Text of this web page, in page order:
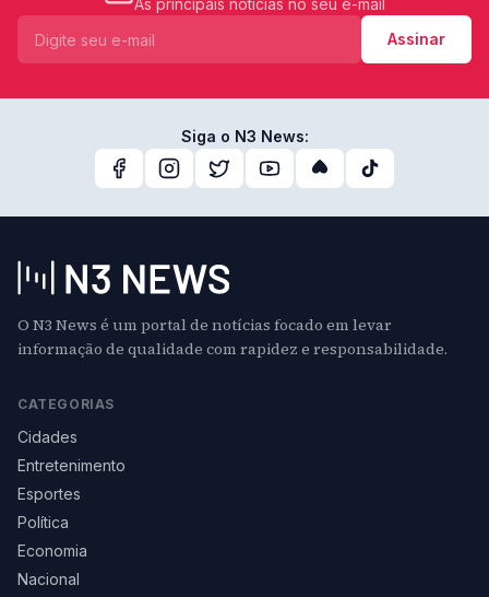
As principais notícias no seu e-mail
Assinar
Siga o N3 News:
O N3 News é um portal de notícias focado em levar
informação de qualidade com rapidez e responsabilidade.
CATEGORIAS
Cidades
Entretenimento
Esportes
Política
Economia
Nacional